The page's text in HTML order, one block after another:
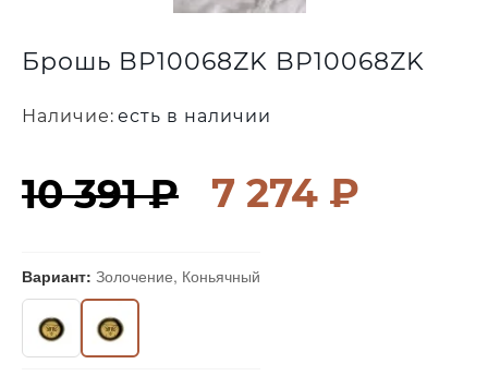
Брошь BP10068ZK BP10068ZK
7 274 ₽
10 391 ₽
Вариант: Золочение, Коньячный
Наличие: есть в наличии